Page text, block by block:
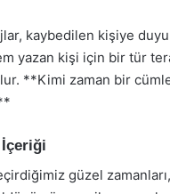
kaybedilen kişiye
yazan kişi için bir tür
**Kimi zaman bir
İçeriği
güzel